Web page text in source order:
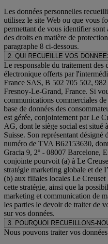
Les données personnelles
utilisez le site Web ou que vous
permettant de vous identifier sont
des droits en matière de
paragraphe 8 ci-dessous.
2. QUI RECUEILLE VOS
Le responsable du traitement des
électronique offerts par
France SAS, B 502 705 502,
Fresnoy-Le-Grand, France. Si
communications commerciales
base de données des
est gérée, conjointement par Le
AG, dont le siège social est situé
Suisse. Son représentant
numéro de TVA B62153630,
Gracia 9, 2º - 08007 Barcelone,
conjointe pourvoit (a) à Le
stratégie marketing globale et de
(b) aux filiales locales Le
cette stratégie, ainsi que la
marketing et communication de
les parties le devoir de traiter de
sur vos données.
3. POURQUOI RECUEILLONS-
Nous pouvons traiter vos